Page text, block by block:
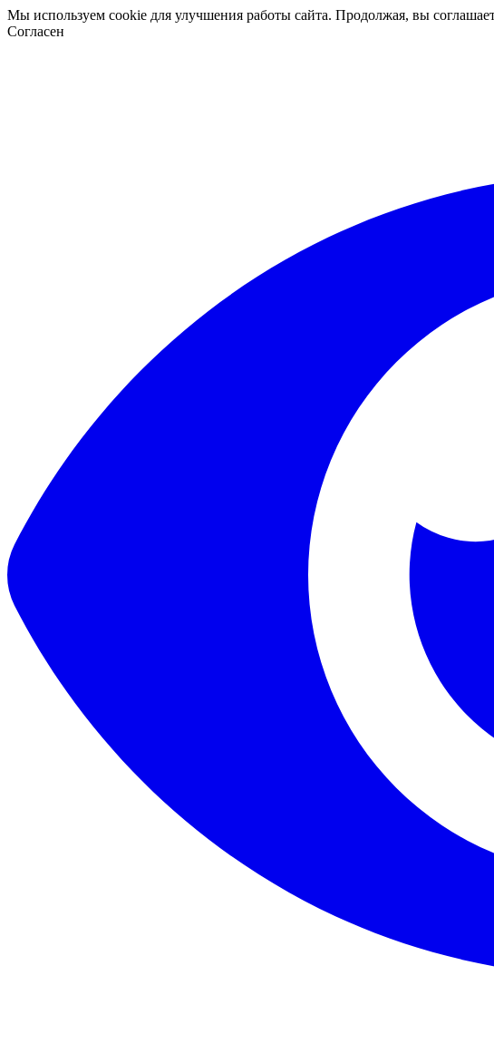
Мы используем cookie для улучшения работы сайта. Продолжая, вы
Согласен